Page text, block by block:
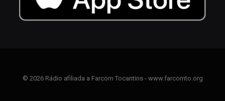
© 2026 Rádio afiliada a Farcom Tocantins - www.farcomto.org